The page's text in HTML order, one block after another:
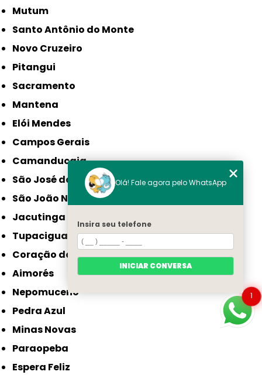
Mutum
Santo Antônio do Monte
Novo Cruzeiro
Pitangui
Sacramento
Mantena
Elói Mendes
Campos Gerais
Camanducaia
São José da Lapa
São João Nepomuceno
Jacutinga
Tupaciguara
Coração de Jesus
Aimorés
Nepomuceno
Pedra Azul
Minas Novas
Paraopeba
Espera Feliz
1
Olá! Fale agora pelo WhatsApp
Insira seu telefone
INICIAR CONVERSA